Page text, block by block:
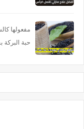
مفعولها
حبة البركة